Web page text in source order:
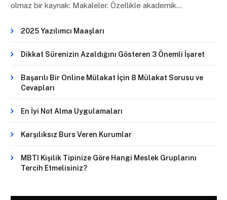
olmaz bir kaynak: Makaleler. Özellikle akademik…
2025 Yazılımcı Maaşları
Dikkat Sürenizin Azaldığını Gösteren 3 Önemli İşaret
Başarılı Bir Online Mülakat İçin 8 Mülakat Sorusu ve
Cevapları
En İyi Not Alma Uygulamaları
Karşılıksız Burs Veren Kurumlar
MBTI Kişilik Tipinize Göre Hangi Meslek Gruplarını
Tercih Etmelisiniz?